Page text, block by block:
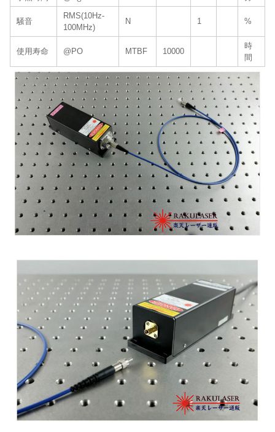
騒音
RMS(10Hz-
100MHz)
N 1 %
使用寿命 @PO MTBF 10000
時
間